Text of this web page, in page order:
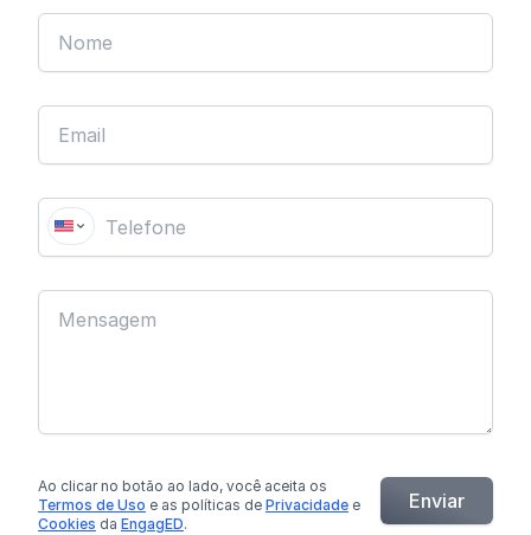
Ao clicar no botão ao lado, você aceita os
Termos de Uso e as políticas de Privacidade e
Cookies da EngagED.
Enviar